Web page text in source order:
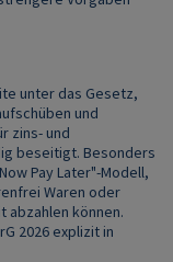
unter das Gesetz,
und
zins- und
beseitigt. Besonders
Pay Later"-Modell,
Waren oder
abzahlen können.
2026 explizit in